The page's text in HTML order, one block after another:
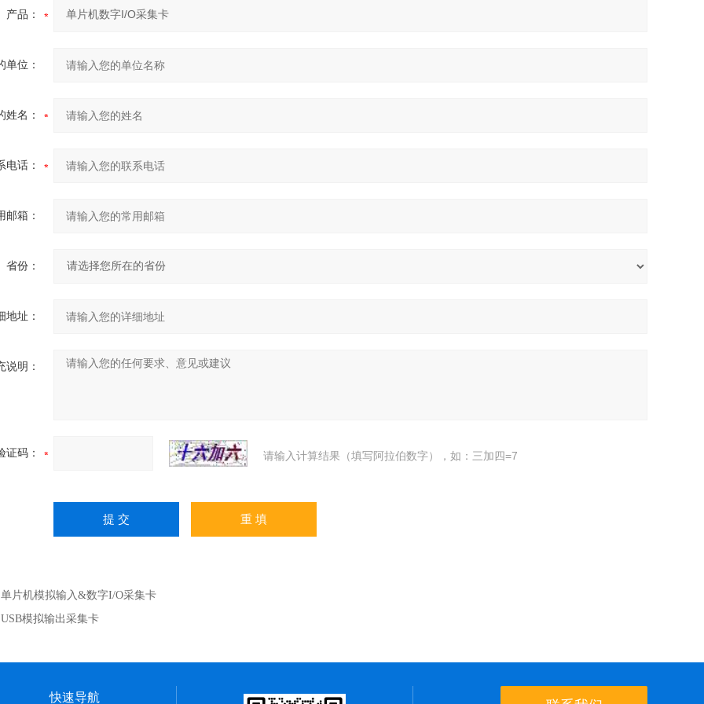
产品：
单位：
姓名：
电话：
邮箱：
省份：
地址：
说明：
证码： 请输入计算结果（填写阿拉伯数字），如：三加四=7
单片机模拟输入&数字I/O采集卡
USB模拟输出采集卡
快速导航